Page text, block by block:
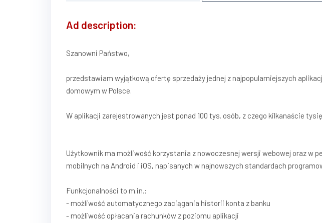
Ad description:
Szanowni Państwo,
przedstawiam wyjątkową ofertę sprzedaży jednej z najpopularniejszych
domowym w Polsce.
W aplikacji zarejestrowanych jest ponad 100 tys. osób, z czego kilkanaście
Użytkownik ma możliwość korzystania z nowoczesnej wersji webowej oraz w
mobilnych na Android i iOS, napisanych w najnowszych standardach
Funkcjonalności to m.in.:
- możliwość automatycznego zaciągania historii konta z banku
- możliwość opłacania rachunków z poziomu aplikacji